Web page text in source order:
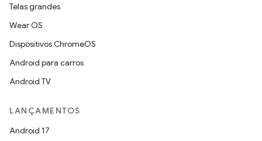
Telas grandes
Wear OS
Dispositivos ChromeOS
Android para carros
Android TV
LANÇAMENTOS
Android 17